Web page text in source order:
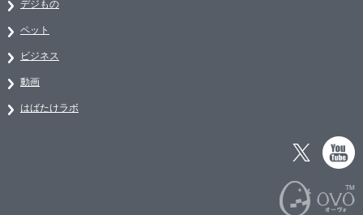
デジもの
ペット
ビジネス
動画
はばたけラボ